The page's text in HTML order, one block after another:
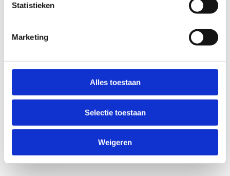
Statistieken
Marketing
Alles toestaan
Selectie toestaan
Weigeren
Anti-Robot Verification
Click to start verification
Verzend